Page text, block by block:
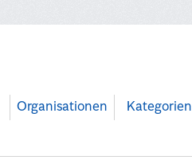
Organisationen Kategorien